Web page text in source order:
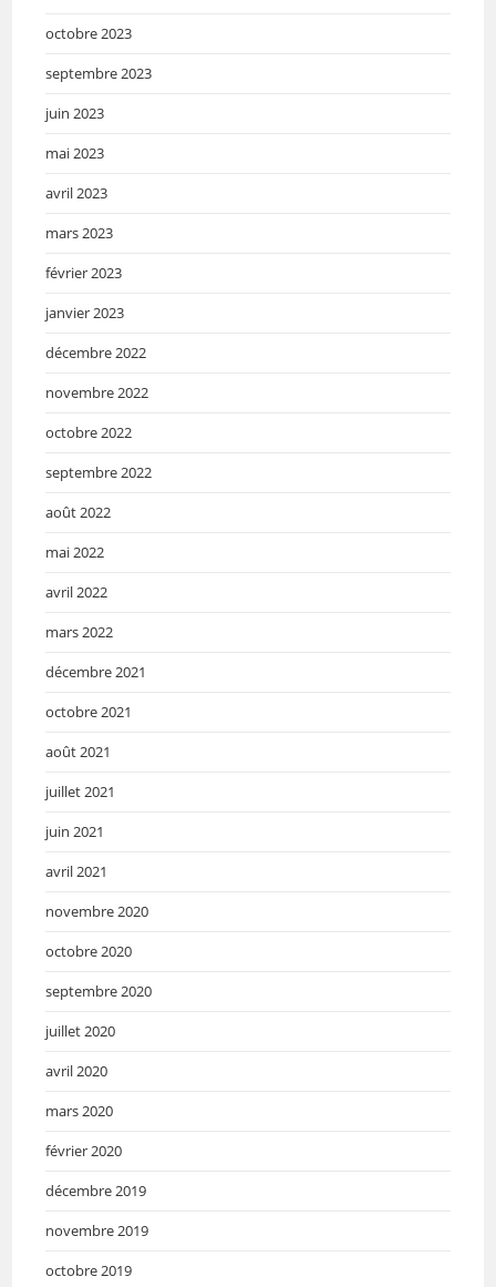
octobre 2023
septembre 2023
juin 2023
mai 2023
avril 2023
mars 2023
février 2023
janvier 2023
décembre 2022
novembre 2022
octobre 2022
septembre 2022
août 2022
mai 2022
avril 2022
mars 2022
décembre 2021
octobre 2021
août 2021
juillet 2021
juin 2021
avril 2021
novembre 2020
octobre 2020
septembre 2020
juillet 2020
avril 2020
mars 2020
février 2020
décembre 2019
novembre 2019
octobre 2019